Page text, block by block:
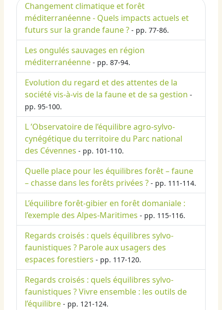
Changement climatique et forêt
méditerranéenne - Quels impacts actuels et
futurs sur la grande faune ? - pp. 77-86.
Les ongulés sauvages en région
méditerranéenne - pp. 87-94.
Evolution du regard et des attentes de la
société vis-à-vis de la faune et de sa gestion -
pp. 95-100.
L ’Observatoire de l’équilibre agro-sylvo-
cynégétique du territoire du Parc national
des Cévennes - pp. 101-110.
Quelle place pour les équilibres forêt – faune
– chasse dans les forêts privées ? - pp. 111-114.
L’équilibre forêt-gibier en forêt domaniale :
l’exemple des Alpes-Maritimes - pp. 115-116.
Regards croisés : quels équilibres sylvo-
faunistiques ? Parole aux usagers des
espaces forestiers - pp. 117-120.
Regards croisés : quels équilibres sylvo-
faunistiques ? Vivre ensemble : les outils de
l’équilibre - pp. 121-124.